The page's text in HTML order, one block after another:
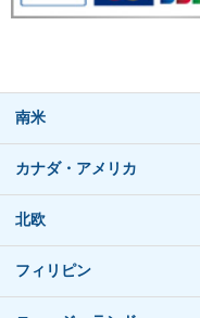
南米
カナダ・アメリカ
北欧
フィリピン